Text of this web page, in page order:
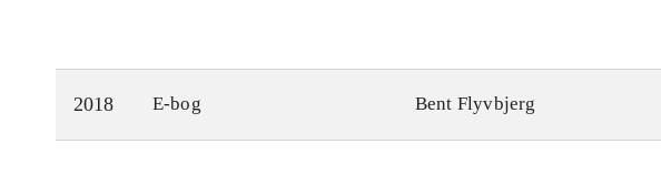
2018 E-bog Bent Flyvbjerg